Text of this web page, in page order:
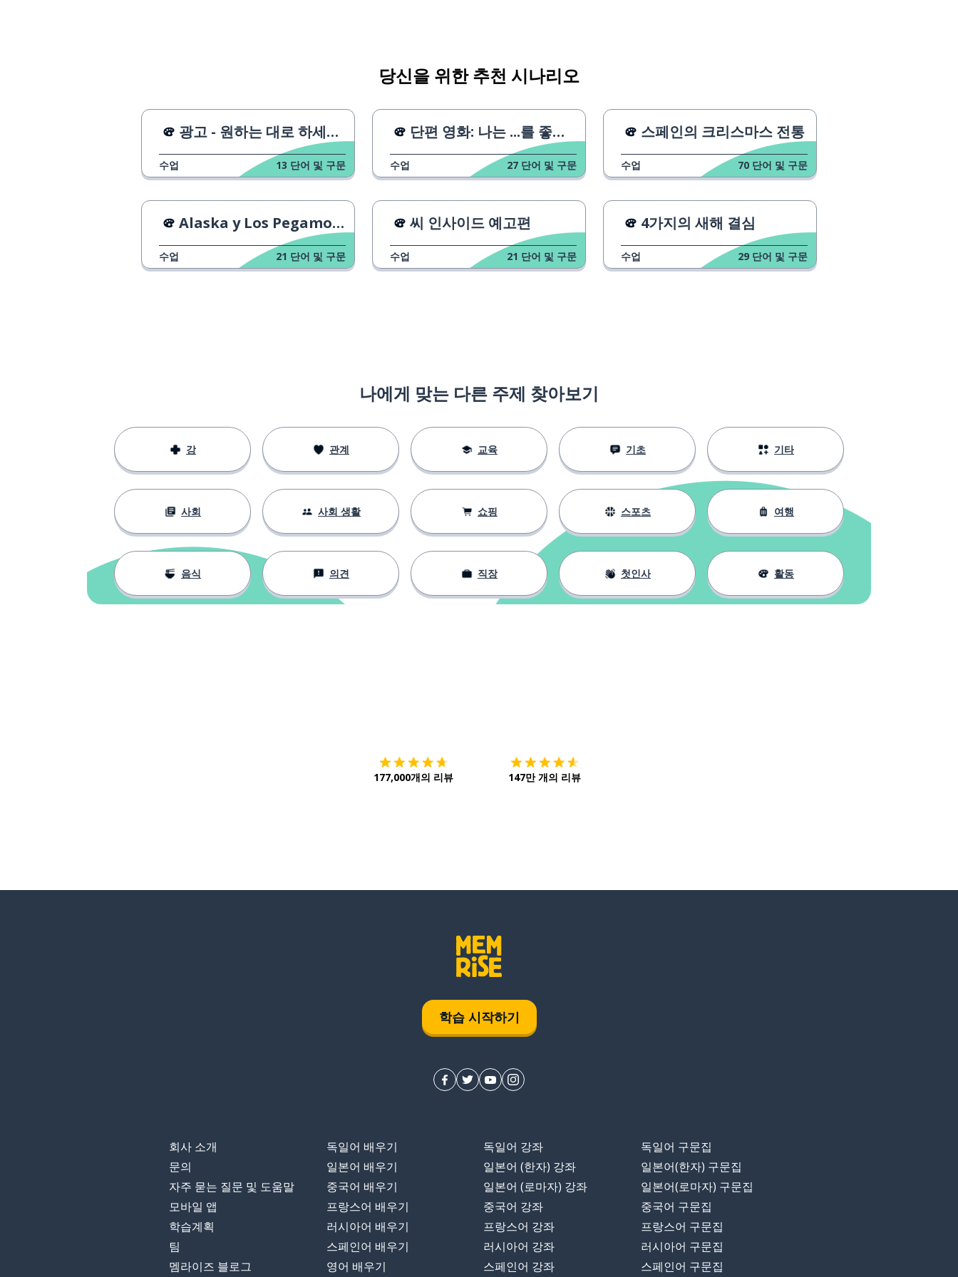
폭발하다; 터지다
모르다; 무시하다
당신을 위한 추천 시나리오
광고 - 원하는 대로 하세요 I
수업 13 단어 및 구문
단편 영화: 나는 ...를 좋아해요
수업 27 단어 및 구문
스페인의 크리스마스 전통
수업 70 단어 및 구문
Alaska y Los Pegamoides - Bailando
수업 21 단어 및 구문
씨 인사이드 예고편
수업 21 단어 및 구문
4가지의 새해 결심
수업 29 단어 및 구문
나에게 맞는 다른 주제 찾아보기
강 관계 교육 기초 기타
사회 사회 생활 쇼핑 스포츠 여행
음식 의견 직장 첫인사 활동
177,000개의 리뷰 147만 개의 리뷰
학습 시작하기
회사 소개
문의
자주 묻는 질문 및 도움말
모바일 앱
학습계획
팀
멤라이즈 블로그
독일어 배우기
일본어 배우기
중국어 배우기
프랑스어 배우기
러시아어 배우기
스페인어 배우기
영어 배우기
독일어 강좌
일본어 (한자) 강좌
일본어 (로마자) 강좌
중국어 강좌
프랑스어 강좌
러시아어 강좌
스페인어 강좌
독일어 구문집
일본어(한자) 구문집
일본어(로마자) 구문집
중국어 구문집
프랑스어 구문집
러시아어 구문집
스페인어 구문집